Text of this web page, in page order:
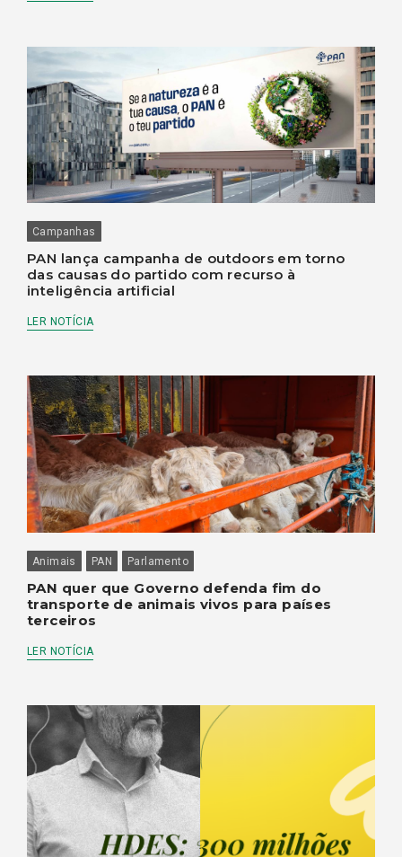
Campanhas
PAN lança campanha de outdoors em torno
das causas do partido com recurso à
inteligência artificial
LER NOTÍCIA
Animais PAN Parlamento
PAN quer que Governo defenda fim do
transporte de animais vivos para países
terceiros
LER NOTÍCIA